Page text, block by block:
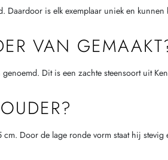
Daardoor is elk exemplaar uniek en
VAN
Dit is een zachte steensoort uit
Door de lage ronde vorm staat hij stevig